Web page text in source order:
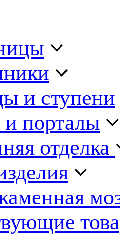
и ступени
порталы
отделка